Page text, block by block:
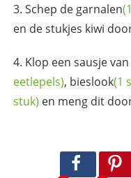
Schep de garnalen
en de stukjes kiwi
Klop een sausje van
eetlepels), bieslook(1
stuk) en meng dit